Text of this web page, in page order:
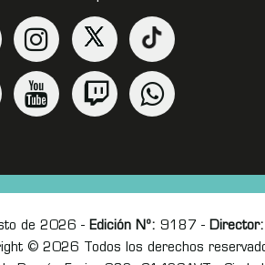
de 2026 - Edición Nº: 9187 - Director:
© 2026 Todos los derechos